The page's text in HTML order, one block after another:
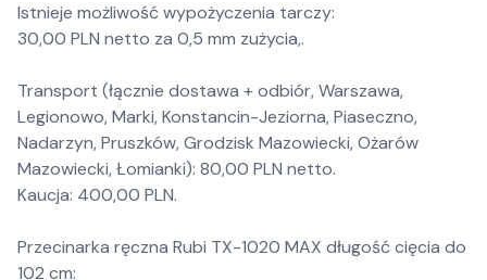
Istnieje możliwość wypożyczenia tarczy:
30,00 PLN netto za 0,5 mm zużycia,.
Transport (łącznie dostawa + odbiór, Warszawa,
Legionowo, Marki, Konstancin-Jeziorna, Piaseczno,
Nadarzyn, Pruszków, Grodzisk Mazowiecki, Ożarów
Mazowiecki, Łomianki): 80,00 PLN netto.
Kaucja: 400,00 PLN.
Przecinarka ręczna Rubi TX-1020 MAX długość cięcia do
102 cm: